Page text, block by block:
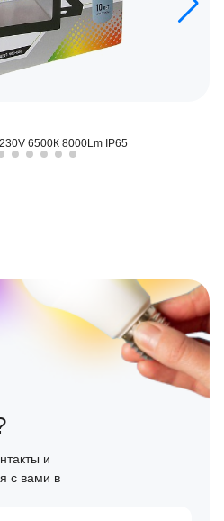
6500К 8000Lm IP65
и
с вами в